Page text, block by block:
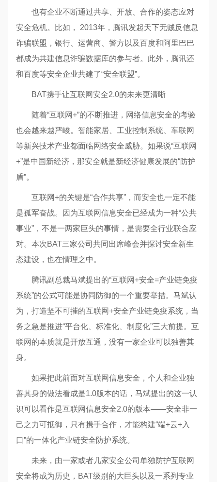
也有企业不断通过共享、开放、合作的姿态应对
安全危机。比如， 2013年，腾讯发起天下无贼反信息
诈骗联盟，银行、运营商、警方以及百度和阿里巴巴
都成为共建信息诈骗数据库的参与者。此外，腾讯还
和百度等安全企业共建了“安全联盟”。
BAT携手让互联网安全2.0的未来更清晰
随着“互联网+”的不断推进，网络信息安全的考验
也会越来越严峻。智能家居、工业控制系统、车联网
等新兴技术产业都面临网络安全威胁。如果说“互联网
+”是中国新经济，那安全就是新经济健康发展的“防护
盾”。
互联网+的关键是“合作共享”，而安全也一定不能
是孤军奋战。因为互联网信息安全已经成为一种“公共
事业”，不是一两家巨头的事情，是需要全行业联合应
对。本次BAT三家公司共同出席峰会并探讨安全新生
态建设，也在情理之中。
腾讯副总裁马斌提出的“互联网+安全=产业链免疫
系统”的公式可能是协同防御的一个重要举措。马斌认
为，打造坚不可摧的互联网+安全产业链免疫系统，当
务之急是推进“平台化、标准化、制度化”三大前提。互
联网的本质就是开放互通，没有一家企业可以独善其
身。
如果把此前面对互联网信息安全，个人和企业独
善其身的做法看成是1.0版本的话，马斌提出的这一认
识可以看作是互联网信息安全2.0的版本——安全非一
己之力可抵御，只有携手合作，才能构建“端+云+入
口”的一体化产业链安全防护系统。
未来，由一家或者几家安全公司单独防护互联网
安全将成为历史，BAT级别的大巨头以及一系列专业